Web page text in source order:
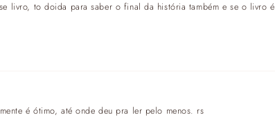
livro, to doida para saber o final da história também e se o livro é
é ótimo, até onde deu pra ler pelo menos. rs